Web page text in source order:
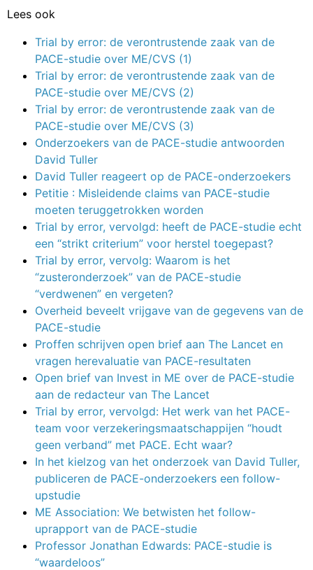
Lees ook
Trial by error: de verontrustende zaak van de
PACE-studie over ME/CVS (1)
Trial by error: de verontrustende zaak van de
PACE-studie over ME/CVS (2)
Trial by error: de verontrustende zaak van de
PACE-studie over ME/CVS (3)
Onderzoekers van de PACE-studie antwoorden
David Tuller
David Tuller reageert op de PACE-onderzoekers
Petitie : Misleidende claims van PACE-studie
moeten teruggetrokken worden
Trial by error, vervolgd: heeft de PACE-studie echt
een “strikt criterium” voor herstel toegepast?
Trial by error, vervolg: Waarom is het
“zusteronderzoek” van de PACE-studie
“verdwenen” en vergeten?
Overheid beveelt vrijgave van de gegevens van de
PACE-studie
Proffen schrijven open brief aan The Lancet en
vragen herevaluatie van PACE-resultaten
Open brief van Invest in ME over de PACE-studie
aan de redacteur van The Lancet
Trial by error, vervolgd: Het werk van het PACE-
team voor verzekeringsmaatschappijen “houdt
geen verband” met PACE. Echt waar?
In het kielzog van het onderzoek van David Tuller,
publiceren de PACE-onderzoekers een follow-
upstudie
ME Association: We betwisten het follow-
uprapport van de PACE-studie
Professor Jonathan Edwards: PACE-studie is
“waardeloos”